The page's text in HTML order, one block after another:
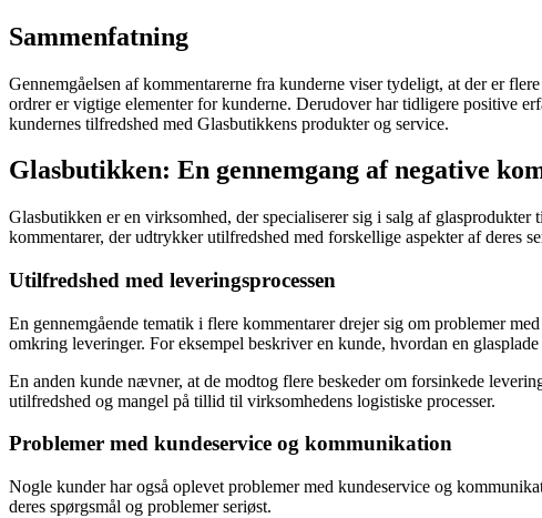
Sammenfatning
Gennemgåelsen af kommentarerne fra kunderne viser tydeligt, at der er
ordrer er vigtige elementer for kunderne. Derudover har tidligere positive
kundernes tilfredshed med Glasbutikkens produkter og service.
Glasbutikken: En gennemgang af negative
Glasbutikken er en virksomhed, der specialiserer sig i salg af
kommentarer, der udtrykker utilfredshed med forskellige aspekter af deres
Utilfredshed med leveringsprocessen
En gennemgående tematik i flere kommentarer drejer sig om problemer
omkring leveringer. For eksempel beskriver en kunde, hvordan en
En anden kunde nævner, at de modtog flere beskeder om forsinkede
utilfredshed og mangel på tillid til virksomhedens logistiske processer.
Problemer med kundeservice og kommunikation
Nogle kunder har også oplevet problemer med kundeservice og
deres spørgsmål og problemer seriøst.